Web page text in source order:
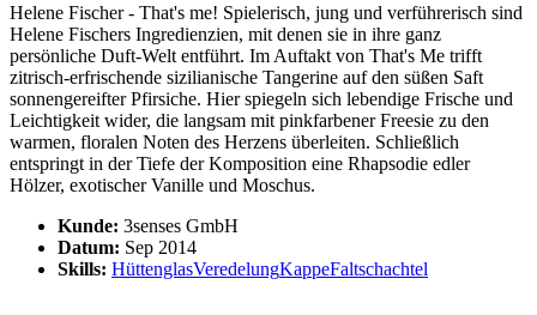
Helene Fischer - That's me! Spielerisch, jung und verführerisch sind
Helene Fischers Ingredienzien, mit denen sie in ihre ganz
persönliche Duft-Welt entführt. Im Auftakt von That's Me trifft
zitrisch-erfrischende sizilianische Tangerine auf den süßen Saft
sonnengereifter Pfirsiche. Hier spiegeln sich lebendige Frische und
Leichtigkeit wider, die langsam mit pinkfarbener Freesie zu den
warmen, floralen Noten des Herzens überleiten. Schließlich
entspringt in der Tiefe der Komposition eine Rhapsodie edler
Hölzer, exotischer Vanille und Moschus.
Kunde: 3senses GmbH
Datum: Sep 2014
Skills: HüttenglasVeredelungKappeFaltschachtel